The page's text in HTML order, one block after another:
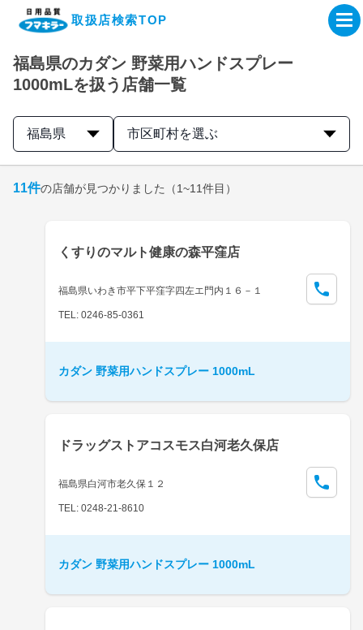
取扱店検索TOP
企業・IR情報サイト
製品情報サイト
取扱店検索はこちら
福島県のカダン 野菜用ハンドスプレー
1000mLを扱う店舗一覧
福島県 市区町村を選ぶ
11件の店舗が見つかりました （1~11件目）
くすりのマルト健康の森平窪店
福島県いわき市平下平窪字四左エ門内１６－１
TEL: 0246-85-0361
カダン 野菜用ハンドスプレー 1000mL
ドラッグストアコスモス白河老久保店
福島県白河市老久保１２
TEL: 0248-21-8610
カダン 野菜用ハンドスプレー 1000mL